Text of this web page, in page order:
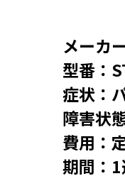
メーカ
型番：
症状：
障害状
費用：
期間：